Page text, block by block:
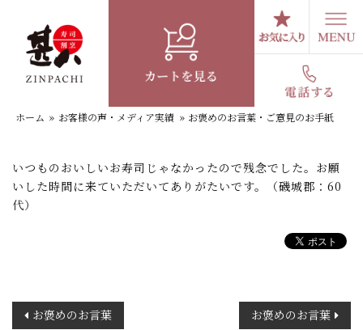
お褒めのお言葉・ご意見のお手紙
ホーム » お客様の声・メディア実績 » お褒めのお言葉・ご意見のお手紙
いつものおいしいお寿司じゃなかったので残念でした。お願
いした時間に来ていただいてありがたいです。（磯城郡：60
代）
お褒めのお言葉 お褒めのお言葉